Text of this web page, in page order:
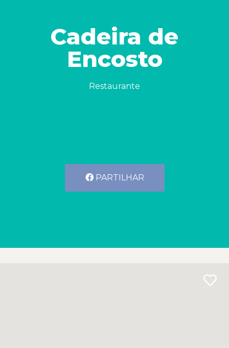
Cadeira de
Encosto
Restaurante
PARTILHAR